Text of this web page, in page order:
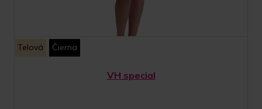
Telová Čierna
VH special